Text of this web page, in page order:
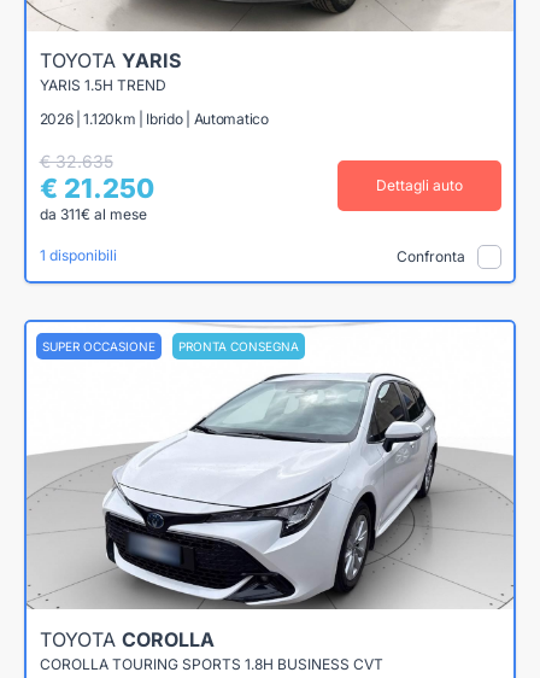
TOYOTA YARIS
YARIS 1.5H TREND
2026 | 1.120km | Ibrido | Automatico
€ 32.635
€ 21.250
da 311€ al mese
Dettagli auto
1 disponibili Confronta
SUPER OCCASIONE PRONTA CONSEGNA
TOYOTA COROLLA
COROLLA TOURING SPORTS 1.8H BUSINESS CVT